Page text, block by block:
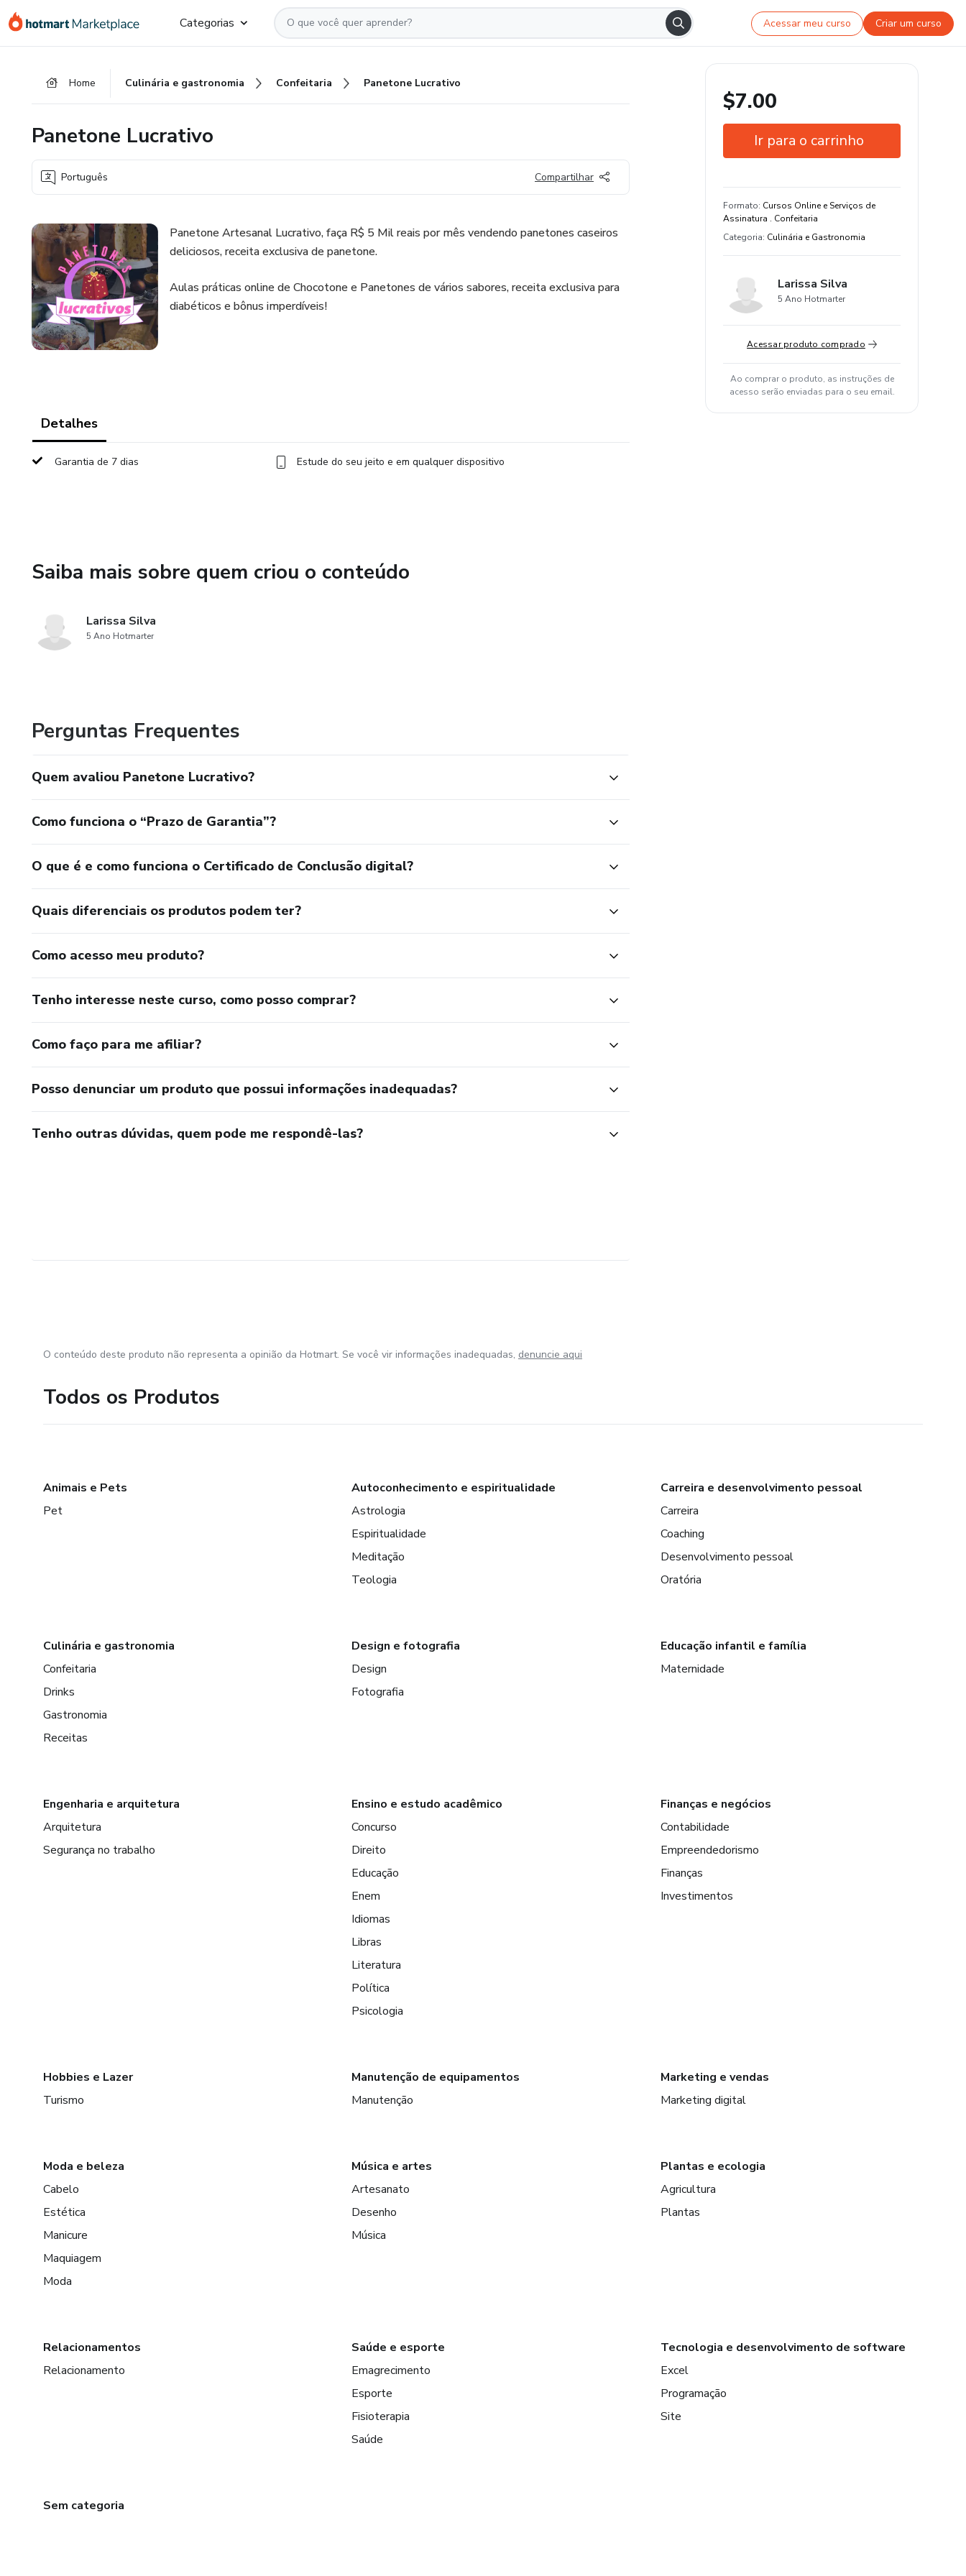
para
para
para
Categorias Acessar meu curso Criar um curso
Home Culinária e gastronomia Confeitaria Panetone Lucrativo
Panetone Lucrativo
Português Compartilhar
Panetone Artesanal Lucrativo, faça R$ 5 Mil reais por mês vendendo panetones caseiros
deliciosos, receita exclusiva de panetone.
Aulas práticas online de Chocotone e Panetones de vários sabores, receita exclusiva para
diabéticos e bônus imperdíveis!
Detalhes
Garantia de 7 dias Estude do seu jeito e em qualquer dispositivo
Saiba mais sobre quem criou o conteúdo
Larissa Silva
5 Ano Hotmarter
Perguntas Frequentes
Quem avaliou Panetone Lucrativo?
Como funciona o “Prazo de Garantia”?
O que é e como funciona o Certificado de Conclusão digital?
Quais diferenciais os produtos podem ter?
Como acesso meu produto?
Tenho interesse neste curso, como posso comprar?
Como faço para me afiliar?
Posso denunciar um produto que possui informações inadequadas?
Tenho outras dúvidas, quem pode me respondê-las?
$7.00
Ir para o carrinho
Estude do seu jeito e em qualquer
dispositivo
Formato: Cursos Online e Serviços de
Assinatura . Confeitaria
Categoria: Culinária e Gastronomia
Larissa Silva
5 Ano Hotmarter
Acessar produto comprado
Ao comprar o produto, as instruções de
acesso serão enviadas para o seu email.
O conteúdo deste produto não representa a opinião da Hotmart. Se você vir informações inadequadas, denuncie aqui
Todos os Produtos
Animais e Pets
Pet
Autoconhecimento e espiritualidade
Astrologia
Espiritualidade
Meditação
Teologia
Carreira e desenvolvimento pessoal
Carreira
Coaching
Desenvolvimento pessoal
Oratória
Culinária e gastronomia
Confeitaria
Drinks
Gastronomia
Receitas
Design e fotografia
Design
Fotografia
Educação infantil e família
Maternidade
Engenharia e arquitetura
Arquitetura
Segurança no trabalho
Ensino e estudo acadêmico
Concurso
Direito
Educação
Enem
Idiomas
Libras
Literatura
Política
Psicologia
Finanças e negócios
Contabilidade
Empreendedorismo
Finanças
Investimentos
Hobbies e Lazer
Turismo
Manutenção de equipamentos
Manutenção
Marketing e vendas
Marketing digital
Moda e beleza
Cabelo
Estética
Manicure
Maquiagem
Moda
Música e artes
Artesanato
Desenho
Música
Plantas e ecologia
Agricultura
Plantas
Relacionamentos
Relacionamento
Saúde e esporte
Emagrecimento
Esporte
Fisioterapia
Saúde
Tecnologia e desenvolvimento de software
Excel
Programação
Site
Sem categoria